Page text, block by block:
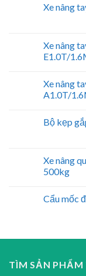
Xe nâng
Xe nâng
E1.0T/
Xe nâng
A1.0T/
Bộ kẹp
Xe nâng
500kg
Cẩu mốc
TÌM SẢN